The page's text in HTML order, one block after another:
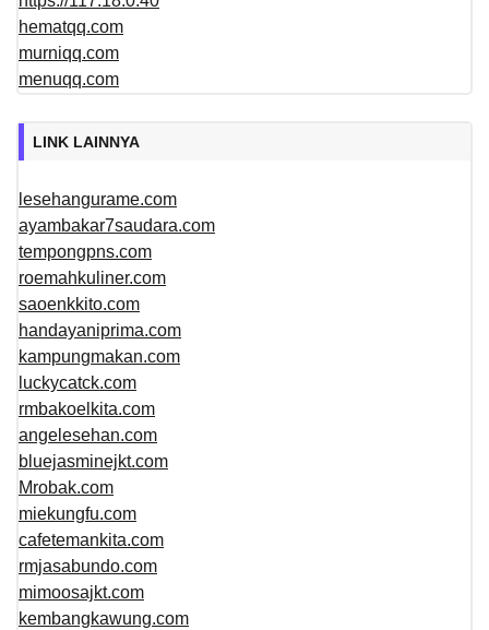
hematqq.com
murniqq.com
menuqq.com
LINK LAINNYA
lesehangurame.com
ayambakar7saudara.com
tempongpns.com
roemahkuliner.com
saoenkkito.com
handayaniprima.com
kampungmakan.com
luckycatck.com
rmbakoelkita.com
angelesehan.com
bluejasminejkt.com
Mrobak.com
miekungfu.com
cafetemankita.com
rmjasabundo.com
mimoosajkt.com
kembangkawung.com